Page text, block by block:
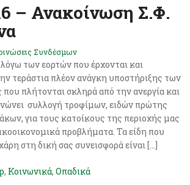
– Ανακοίνωση Σ.Φ.
Συνδέσμων
των εορτών που έρχονται και
τεράστια πλέον ανάγκη υποστήριξης των
πλήτονται σκληρά από την ανεργία και
συλλογή τροφίμων, ειδών πρώτης
για τους κατοίκους της περιοχής μας
προβλήματα. Τα είδη που
στη δική σας συνεισφορά είναι […]
, Κοινωνικά, Οπαδικά